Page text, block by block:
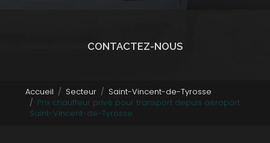
CONTACTEZ-NOUS
Accueil Secteur
Saint-Vincent-de-Tyrosse
Prix chauffeur privé pour transport depuis aéroport
Saint-Vincent-de-Tyrosse